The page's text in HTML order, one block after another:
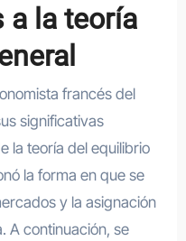
a la teoría
francés del
significativas
la teoría del equilibrio
la forma en que se
y la asignación
A continuación, se